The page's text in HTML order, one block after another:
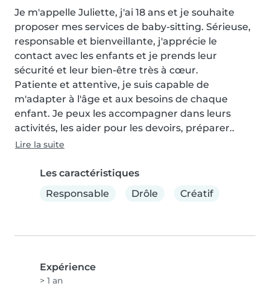
Je m'appelle Juliette, j'ai 18 ans et je souhaite
proposer mes services de baby-sitting. Sérieuse,
responsable et bienveillante, j'apprécie le
contact avec les enfants et je prends leur
sécurité et leur bien-être très à cœur.
Patiente et attentive, je suis capable de
m'adapter à l'âge et aux besoins de chaque
enfant. Je peux les accompagner dans leurs
activités, les aider pour les devoirs, préparer..
Lire la suite
Les caractéristiques
Responsable
Drôle Créatif
Expérience
> 1 an